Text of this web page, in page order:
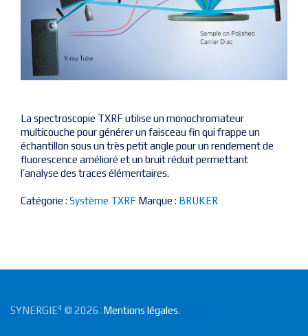
La spectroscopie TXRF utilise un monochromateur
multicouche pour générer un faisceau fin qui frappe un
échantillon sous un très petit angle pour un rendement de
fluorescence amélioré et un bruit réduit permettant
l’analyse des traces élémentaires.
Catégorie :Système TXRF Marque : BRUKER
SYNERGIE4 © 2026. Mentions légales.